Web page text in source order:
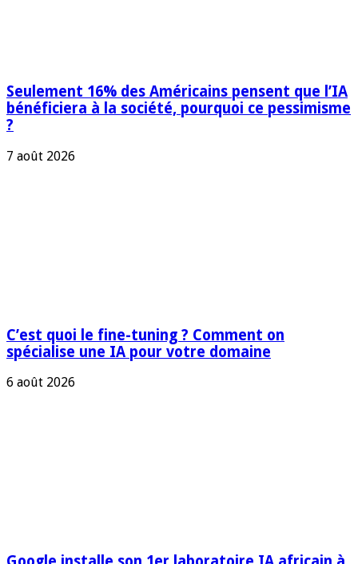
Seulement 16% des Américains pensent que l’IA
bénéficiera à la société, pourquoi ce pessimisme
?
7 août 2026
C’est quoi le fine-tuning ? Comment on
spécialise une IA pour votre domaine
6 août 2026